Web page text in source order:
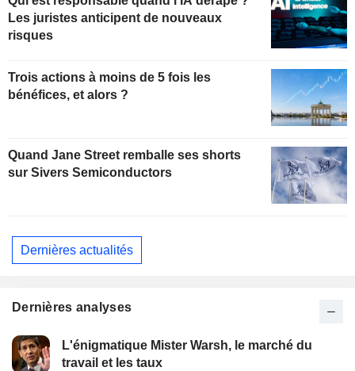
Les juristes anticipent de nouveaux
risques
Trois actions à moins de 5 fois les
bénéfices, et alors ?
Quand Jane Street remballe ses shorts
sur Sivers Semiconductors
Dernières actualités
Dernières analyses
L'énigmatique Mister Warsh, le marché du
travail et les taux